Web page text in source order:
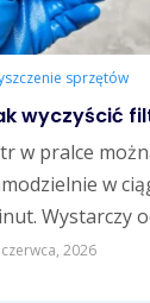
sprzętów
wyczyścić
w pralce
w
Wystarczy
od
2026